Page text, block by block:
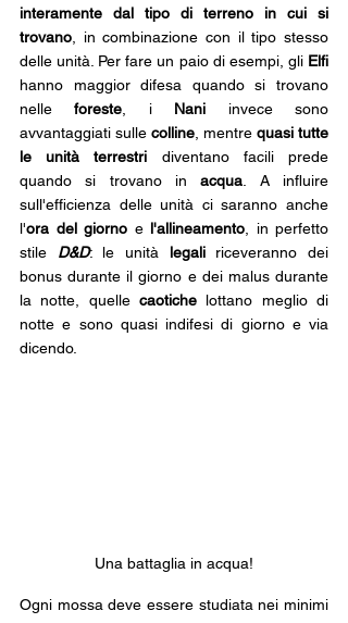
interamente dal tipo di terreno in cui si
trovano , in combinazione con il tipo stesso
delle unità. Per fare un paio di esempi, gli
hanno maggior difesa quando si trovano
nelle foreste , i Nani invece sono
avvantaggiati sulle colline , mentre quasi tutte
le unità terrestri diventano facili prede
quando si trovano in acqua . A influire
sull'efficienza delle unità ci saranno anche
l'ora del giorno e l'allineamento , in perfetto
stile D&D: le unità legali riceveranno dei
bonus durante il giorno e dei malus durante
la notte, quelle caotiche lottano meglio di
notte e sono quasi indifesi di giorno e via
dicendo.
Una battaglia in acqua!
Ogni mossa deve essere studiata nei minimi